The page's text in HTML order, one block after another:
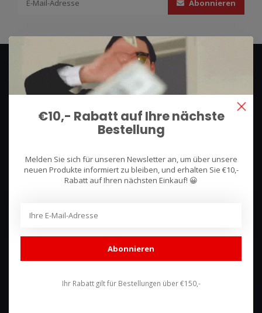
Abonnieren
Hullerpad 13Q
6741 PA
shop@racing-products.com
€10,- Rabatt auf Ihre nächste
Bestellung
Melden Sie sich für unseren Newsletter an, um über unsere
neuen Produkte informiert zu bleiben, und erhalten Sie €10,-
Rabatt auf Ihren nächsten Einkauf! 😀
Abonnieren
Ihr Rabatt gilt für Bestellungen über €150,-